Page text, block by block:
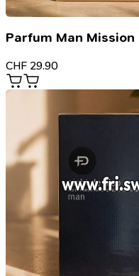
Parfum Man Mission
CHF 29.90